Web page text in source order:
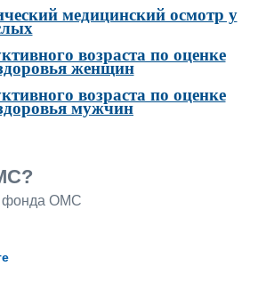
медицинский осмотр у
возраста по оценке
женщин
возраста по оценке
мужчин
фонда ОМС